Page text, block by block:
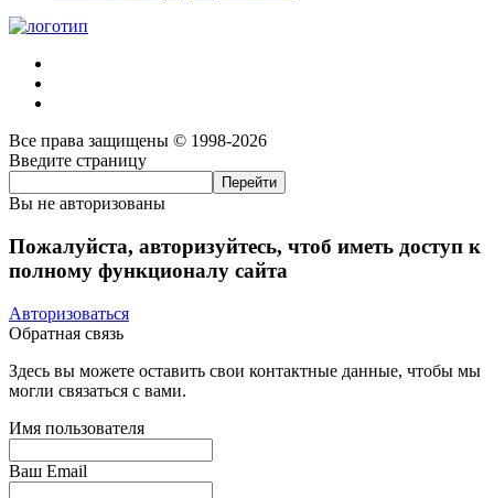
Все права защищены © 1998-2026
Введите страницу
Вы не авторизованы
Пожалуйста, авторизуйтесь, чтоб иметь доступ к
полному функционалу сайта
Авторизоваться
Обратная связь
Здесь вы можете оставить свои контактные данные, чтобы мы
могли связаться с вами.
Имя пользователя
Ваш Email